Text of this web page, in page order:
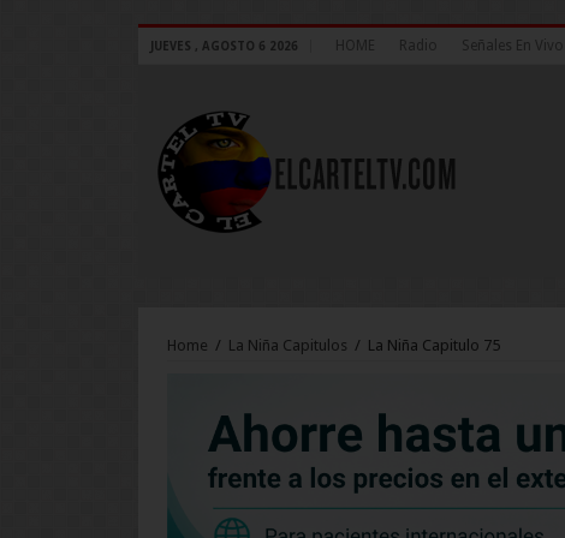
JUEVES , AGOSTO 6 2026 HOME Radio Señales En Vivo
Home / La Niña Capitulos / La Niña Capitulo 75